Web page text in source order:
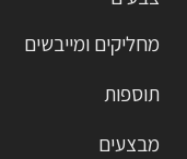
מחליקים ומייבשים
תוספות
מבצעים